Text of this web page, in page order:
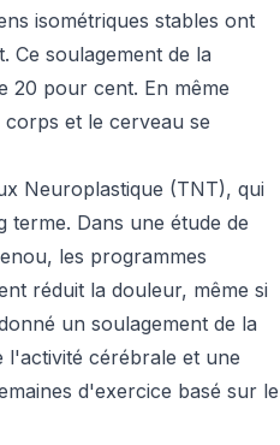
isométriques stables ont
soulagement de la
20 pour cent. En même
et le cerveau se
Neuroplastique (TNT), qui
Dans une étude de
les programmes
réduit la douleur, même si
un soulagement de la
l'activité cérébrale et une
d'exercice basé sur le